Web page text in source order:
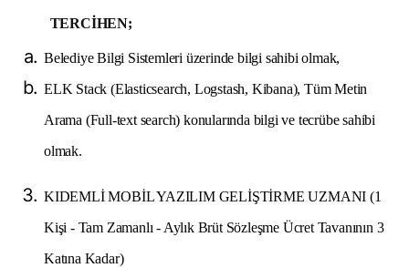
TERCİHEN;
Belediye Bilgi Sistemleri üzerinde bilgi sahibi olmak,
ELK Stack (Elasticsearch, Logstash, Kibana), Tüm Metin
Arama (Full-text search) konularında bilgi ve tecrübe sahibi
olmak.
KIDEMLİ MOBİL YAZILIM GELİŞTİRME UZMANI (1
Kişi - Tam Zamanlı - Aylık Brüt Sözleşme Ücret Tavanının 3
Katına Kadar)